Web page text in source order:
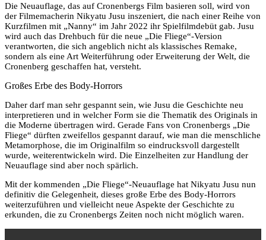
Die Neuauflage, das auf Cronenbergs Film basieren soll, wird von
der Filmemacherin Nikyatu Jusu inszeniert, die nach einer Reihe von
Kurzfilmen mit „Nanny“ im Jahr 2022 ihr Spielfilmdebüt gab. Jusu
wird auch das Drehbuch für die neue „Die Fliege“-Version
verantworten, die sich angeblich nicht als klassisches Remake,
sondern als eine Art Weiterführung oder Erweiterung der Welt, die
Cronenberg geschaffen hat, versteht.
Großes Erbe des Body-Horrors
Daher darf man sehr gespannt sein, wie Jusu die Geschichte neu
interpretieren und in welcher Form sie die Thematik des Originals in
die Moderne übertragen wird. Gerade Fans von Cronenbergs „Die
Fliege“ dürften zweifellos gespannt darauf, wie man die menschliche
Metamorphose, die im Originalfilm so eindrucksvoll dargestellt
wurde, weiterentwickeln wird. Die Einzelheiten zur Handlung der
Neuauflage sind aber noch spärlich.
Mit der kommenden „Die Fliege“-Neuauflage hat Nikyatu Jusu nun
definitiv die Gelegenheit, dieses große Erbe des Body-Horrors
weiterzuführen und vielleicht neue Aspekte der Geschichte zu
erkunden, die zu Cronenbergs Zeiten noch nicht möglich waren.